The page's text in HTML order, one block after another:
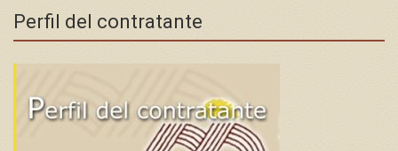
Perfil del contratante